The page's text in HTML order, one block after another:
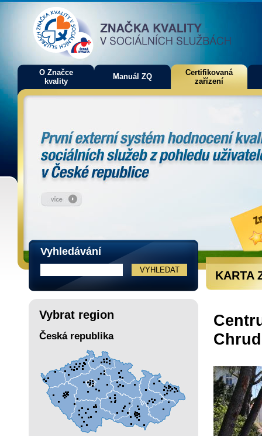
O Značce
kvality
Manuál ZQ
Certifikovaná
zařízení
Vyhledávání
Vybrat region
Česká republika
KARTA